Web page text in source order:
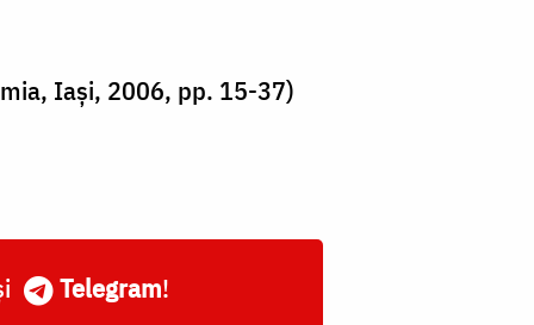
Iaşi, 2006, pp. 15-37)
Telegram!